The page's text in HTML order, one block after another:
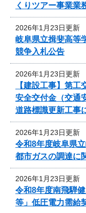
くりツアー事業業
2026年1月23日更新
岐阜県立揖斐高等
競争入札公告
2026年1月23日更新
【建設工事】第工
安全交付金（交通
道路標識更新工事
2026年1月23日更新
令和8年度岐阜県
都市ガスの調達に
2026年1月23日更新
令和8年度南飛騨
等」低圧電力需給